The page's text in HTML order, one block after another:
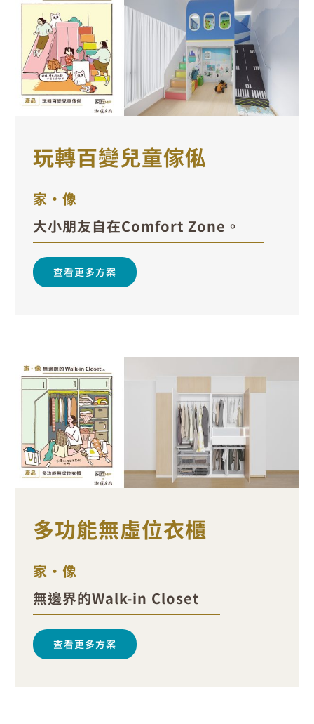
玩轉百變兒童傢俬
家•像
大小朋友自在Comfort Zone。
查看更多方案
多功能無虛位衣櫃
家•像
無邊界的Walk-in Closet
查看更多方案